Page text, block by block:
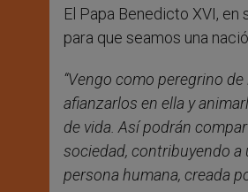
El Papa Benedicto XVI, en
para que seamos una
“Vengo como peregrino
afianzarlos en ella y
de vida. Así podrán
sociedad, contribuyendo a
persona humana, creada